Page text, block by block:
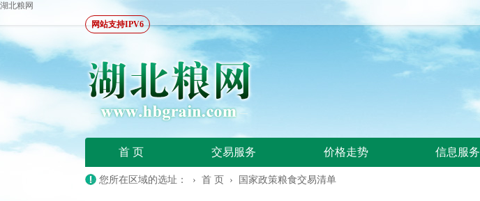
湖北粮网
网站支持IPV6
首 页 交易服务 价格走势 信息服务
您所在区域的选址： › 首 页 › 国家政策粮食交易清单